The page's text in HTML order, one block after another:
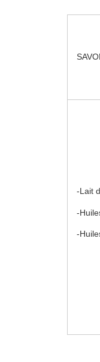
-Lait
-
-